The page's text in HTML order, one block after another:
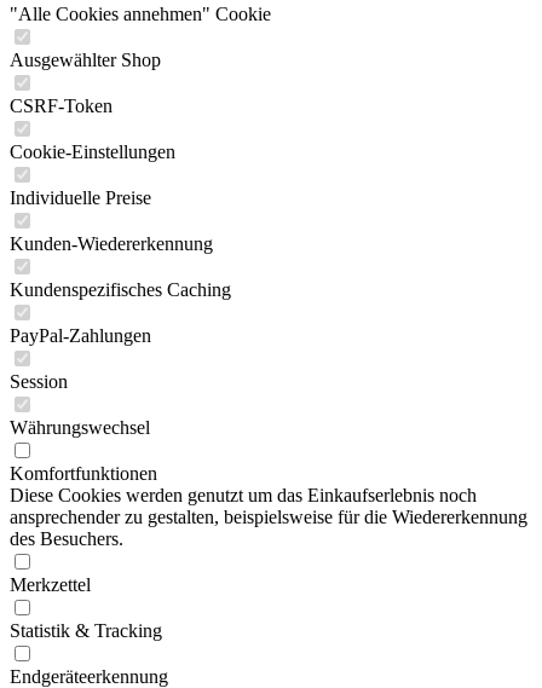
"Alle Cookies annehmen" Cookie
Ausgewählter Shop
CSRF-Token
Cookie-Einstellungen
Individuelle Preise
Kunden-Wiedererkennung
Kundenspezifisches Caching
PayPal-Zahlungen
Session
Währungswechsel
Komfortfunktionen
Diese Cookies werden genutzt um das Einkaufserlebnis noch
ansprechender zu gestalten, beispielsweise für die Wiedererkennung
des Besuchers.
Merkzettel
Statistik & Tracking
Endgeräteerkennung